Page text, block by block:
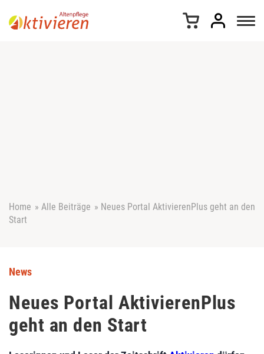
Home » Alle Beiträge » Neues Portal AktivierenPlus geht an den
Start
News
Neues Portal AktivierenPlus
geht an den Start